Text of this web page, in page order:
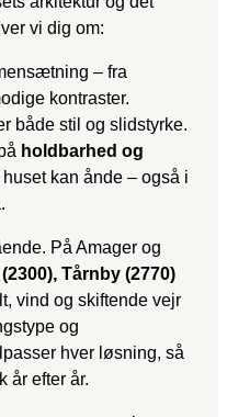
vi dig om:
– fra
kontraster.
både stil og slidstyrke.
holdbarhed og
huset kan ånde – også i
På Amager og
Tårnby (2770)
vind og skiftende vejr
og
hver løsning, så
år efter år.